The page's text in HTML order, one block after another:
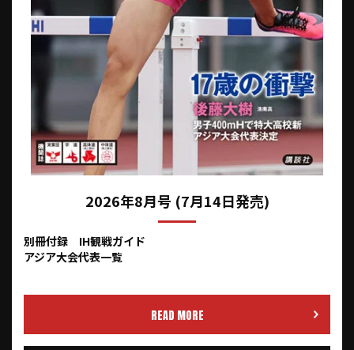
2026年8月号 (7月14日発売)
別冊付録 IH観戦ガイド
アジア大会代表一覧
READ MORE